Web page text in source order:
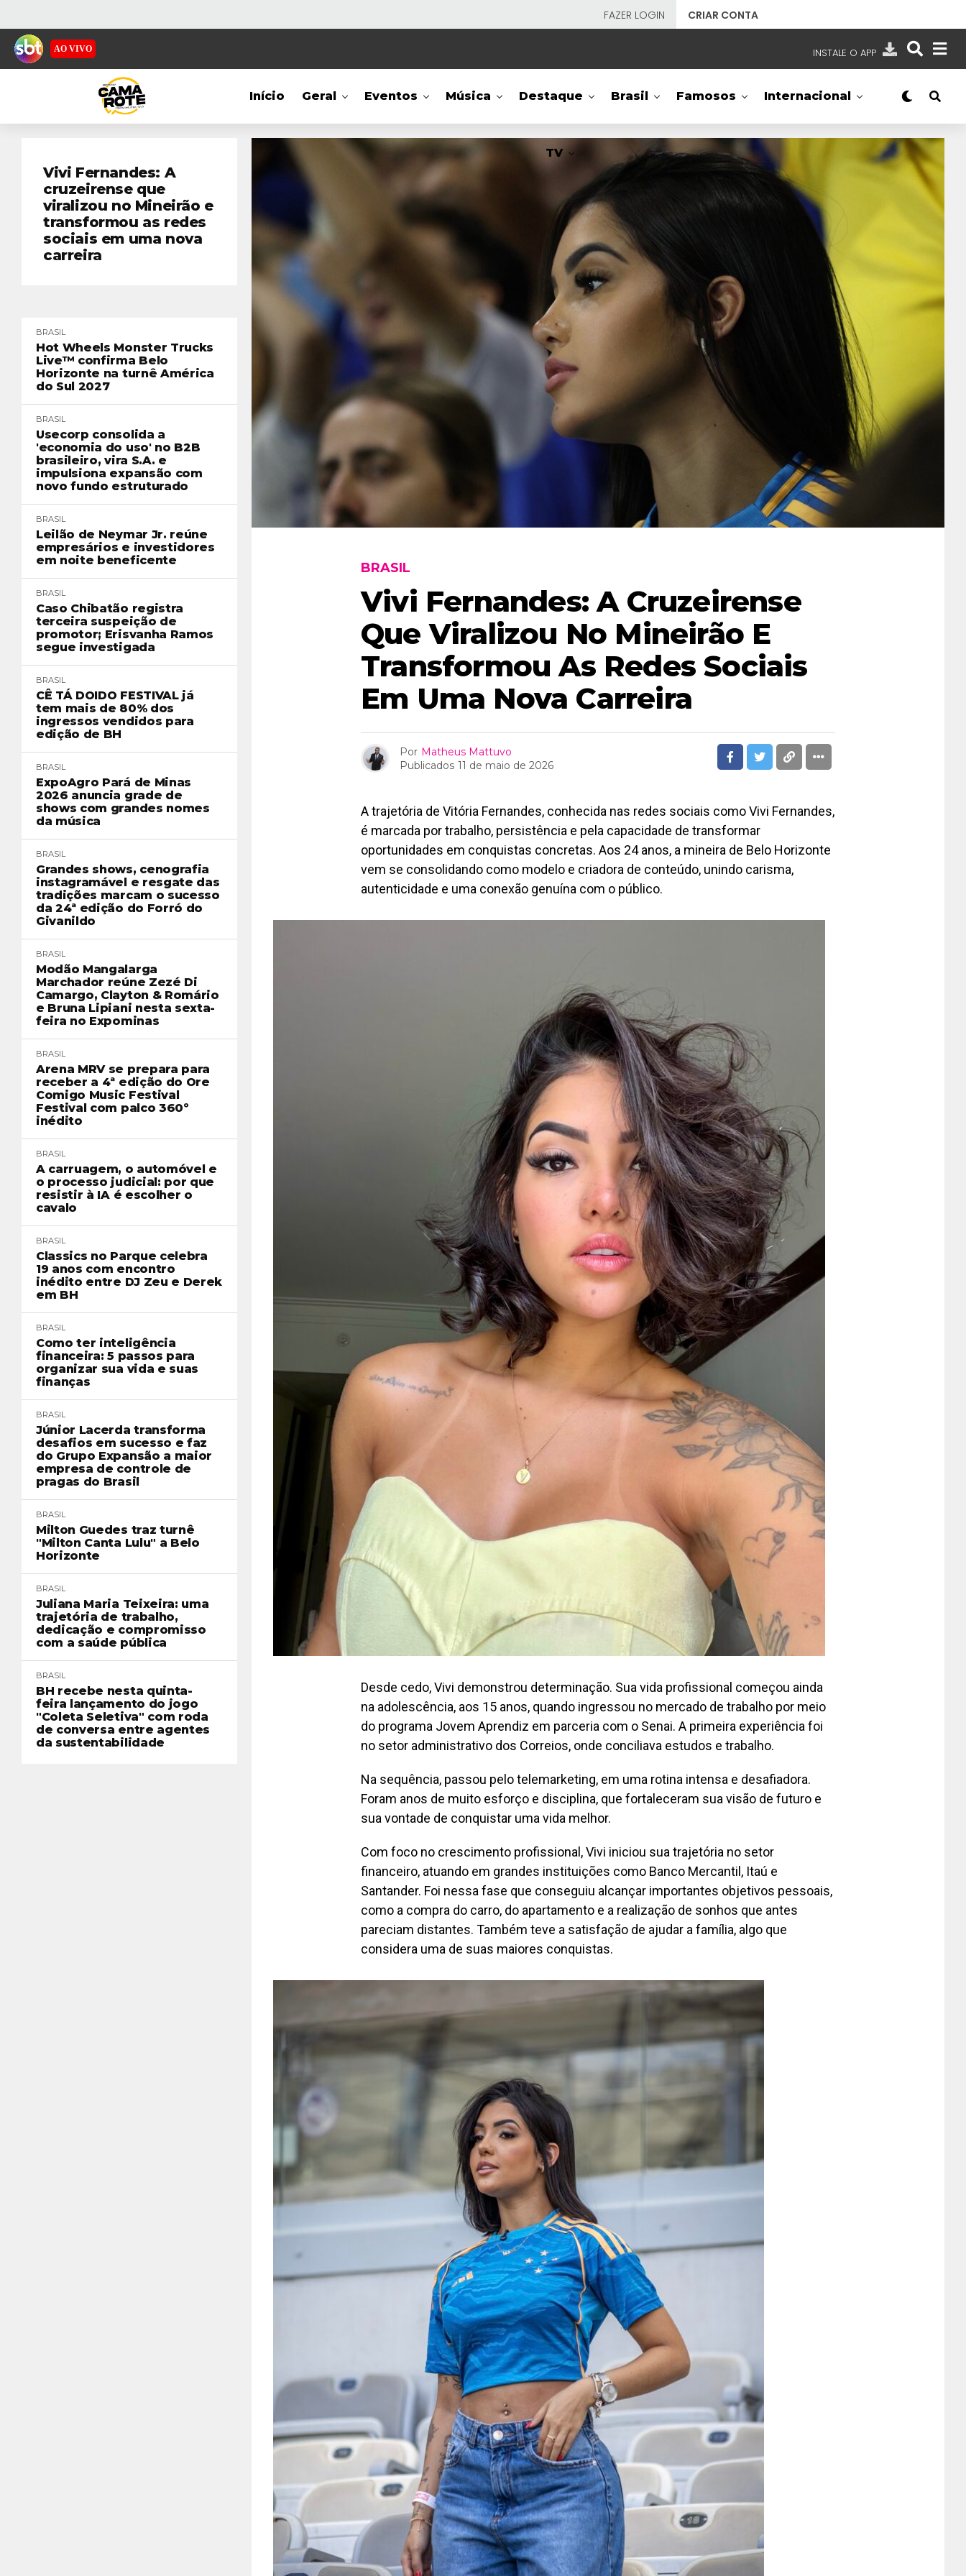
FAZER LOGIN CRIAR CONTA
AO VIVO INSTALE O APP
NOSSAS REDES APP TV SBT
- SISTEMA BRASILEIRO DE TELEVISÃO
Início Geral Eventos Música Destaque Brasil Famosos Internacional
TV
Vivi Fernandes: A
cruzeirense que
viralizou no Mineirão e
transformou as redes
sociais em uma nova
carreira
BRASIL
Hot Wheels Monster Trucks
Live™ confirma Belo
Horizonte na turnê América
do Sul 2027
BRASIL
Usecorp consolida a
'economia do uso' no B2B
brasileiro, vira S.A. e
impulsiona expansão com
novo fundo estruturado
BRASIL
Leilão de Neymar Jr. reúne
empresários e investidores
em noite beneficente
BRASIL
Caso Chibatão registra
terceira suspeição de
promotor; Erisvanha Ramos
segue investigada
BRASIL
CÊ TÁ DOIDO FESTIVAL já
tem mais de 80% dos
ingressos vendidos para
edição de BH
BRASIL
ExpoAgro Pará de Minas
2026 anuncia grade de
shows com grandes nomes
da música
BRASIL
Grandes shows, cenografia
instagramável e resgate das
tradições marcam o sucesso
da 24ª edição do Forró do
Givanildo
BRASIL
Modão Mangalarga
Marchador reúne Zezé Di
Camargo, Clayton & Romário
e Bruna Lipiani nesta sexta-
feira no Expominas
BRASIL
Arena MRV se prepara para
receber a 4ª edição do Ore
Comigo Music Festival
Festival com palco 360º
inédito
BRASIL
A carruagem, o automóvel e
o processo judicial: por que
resistir à IA é escolher o
cavalo
BRASIL
Classics no Parque celebra
19 anos com encontro
inédito entre DJ Zeu e Derek
em BH
BRASIL
Como ter inteligência
financeira: 5 passos para
organizar sua vida e suas
finanças
BRASIL
Júnior Lacerda transforma
desafios em sucesso e faz
do Grupo Expansão a maior
empresa de controle de
pragas do Brasil
BRASIL
Milton Guedes traz turnê
"Milton Canta Lulu" a Belo
Horizonte
BRASIL
Juliana Maria Teixeira: uma
trajetória de trabalho,
dedicação e compromisso
com a saúde pública
BRASIL
BH recebe nesta quinta-
feira lançamento do jogo
"Coleta Seletiva" com roda
de conversa entre agentes
da sustentabilidade
BRASIL
Vivi Fernandes: A Cruzeirense
Que Viralizou No Mineirão E
Transformou As Redes Sociais
Em Uma Nova Carreira
Por Matheus Mattuvo
Publicados 11 de maio de 2026
A trajetória de Vitória Fernandes, conhecida nas redes sociais como Vivi Fernandes,
é marcada por trabalho, persistência e pela capacidade de transformar
oportunidades em conquistas concretas. Aos 24 anos, a mineira de Belo Horizonte
vem se consolidando como modelo e criadora de conteúdo, unindo carisma,
autenticidade e uma conexão genuína com o público.
Desde cedo, Vivi demonstrou determinação. Sua vida profissional começou ainda
na adolescência, aos 15 anos, quando ingressou no mercado de trabalho por meio
do programa Jovem Aprendiz em parceria com o Senai. A primeira experiência foi
no setor administrativo dos Correios, onde conciliava estudos e trabalho.
Na sequência, passou pelo telemarketing, em uma rotina intensa e desafiadora.
Foram anos de muito esforço e disciplina, que fortaleceram sua visão de futuro e
sua vontade de conquistar uma vida melhor.
Com foco no crescimento profissional, Vivi iniciou sua trajetória no setor
financeiro, atuando em grandes instituições como Banco Mercantil, Itaú e
Santander. Foi nessa fase que conseguiu alcançar importantes objetivos pessoais,
como a compra do carro, do apartamento e a realização de sonhos que antes
pareciam distantes. Também teve a satisfação de ajudar a família, algo que
considera uma de suas maiores conquistas.